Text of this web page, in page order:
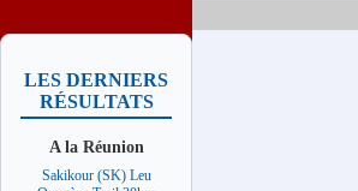
LES DERNIERS
RÉSULTATS
A la Réunion
Sakikour (SK) Leu